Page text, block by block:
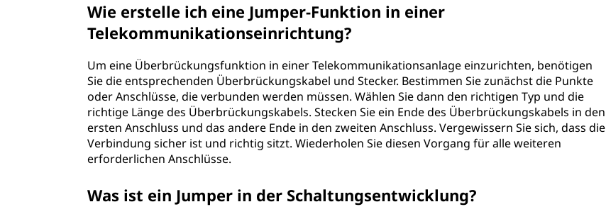
Wie erstelle ich eine Jumper-Funktion in einer
Telekommunikationseinrichtung?
Um eine Überbrückungsfunktion in einer Telekommunikationsanlage einzurichten, benötigen
Sie die entsprechenden Überbrückungskabel und Stecker. Bestimmen Sie zunächst die Punkte
oder Anschlüsse, die verbunden werden müssen. Wählen Sie dann den richtigen Typ und die
richtige Länge des Überbrückungskabels. Stecken Sie ein Ende des Überbrückungskabels in den
ersten Anschluss und das andere Ende in den zweiten Anschluss. Vergewissern Sie sich, dass die
Verbindung sicher ist und richtig sitzt. Wiederholen Sie diesen Vorgang für alle weiteren
erforderlichen Anschlüsse.
Was ist ein Jumper in der Schaltungsentwicklung?